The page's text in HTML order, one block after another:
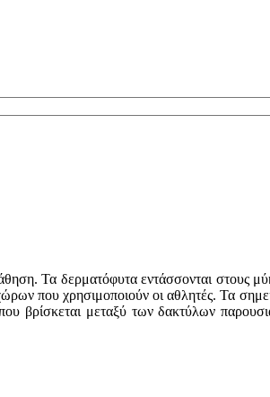
Τα δερματόφυτα εντάσσονται στους
που χρησιμοποιούν οι αθλητές. Τα
βρίσκεται μεταξύ των δακτύλων